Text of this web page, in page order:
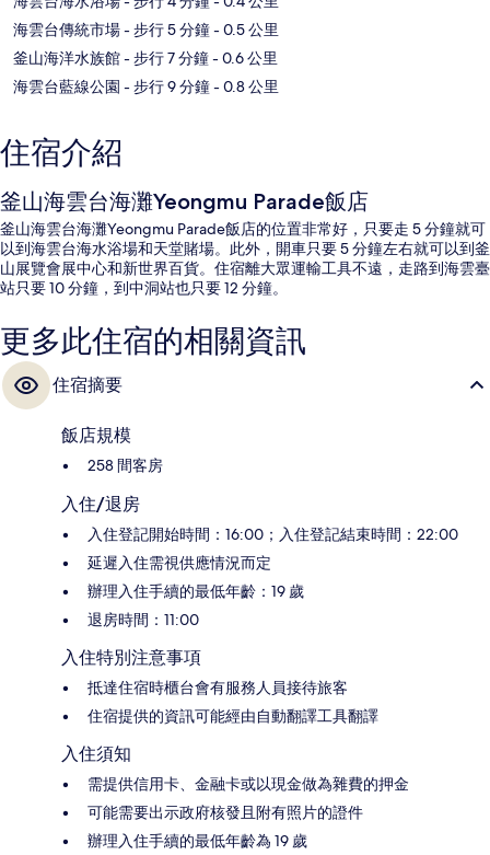
海雲台傳統市場- 步行 5 分鐘- 0.5 公里
釜山海洋水族館- 步行 7 分鐘- 0.6 公里
海雲台藍線公園 - 步行 9 分鐘- 0.8 公里
住宿介紹
釜山海雲台海灘Yeongmu Parade飯店
釜山海雲台海灘Yeongmu Parade飯店的位置非常好，只要走 5 分鐘就可
以到海雲台海水浴場和天堂賭場。此外，開車只要 5 分鐘左右就可以到釜
山展覽會展中心和新世界百貨。住宿離大眾運輸工具不遠，走路到海雲臺
站只要 10 分鐘，到中洞站也只要 12 分鐘。
更多此住宿的相關資訊
住宿摘要
飯店規模
258 間客房
入住/退房
入住登記開始時間：16:00；入住登記結束時間：22:00
延遲入住需視供應情況而定
辦理入住手續的最低年齡：19 歲
退房時間：11:00
入住特別注意事項
抵達住宿時櫃台會有服務人員接待旅客
住宿提供的資訊可能經由自動翻譯工具翻譯
入住須知
需提供信用卡、金融卡或以現金做為雜費的押金
可能需要出示政府核發且附有照片的證件
辦理入住手續的最低年齡為 19 歲